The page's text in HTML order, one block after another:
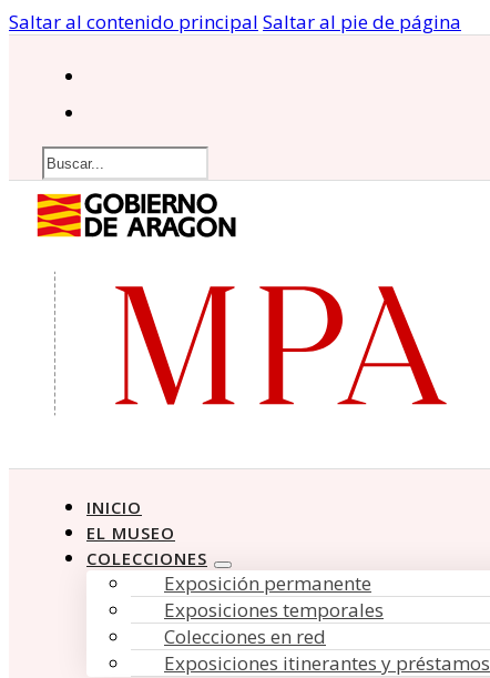
Saltar al contenido principal Saltar al pie de página
Buscar
INICIO
EL MUSEO
COLECCIONES
Exposición permanente
Exposiciones temporales
Colecciones en red
Exposiciones itinerantes y préstamos